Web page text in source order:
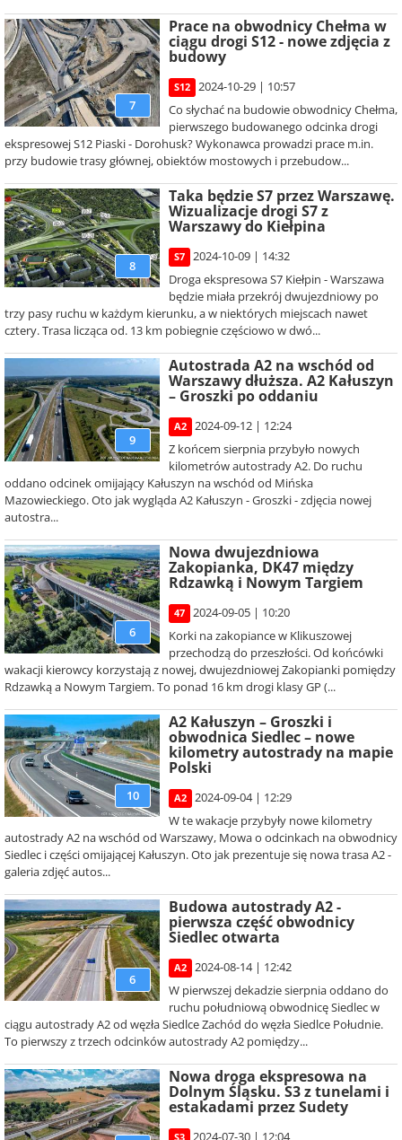
7
Prace na obwodnicy Chełma w
ciągu drogi S12 - nowe zdjęcia z
budowy
S12
2024-10-29 | 10:57
Co słychać na budowie obwodnicy Chełma,
pierwszego budowanego odcinka drogi
ekspresowej S12 Piaski - Dorohusk? Wykonawca prowadzi prace m.in.
przy budowie trasy głównej, obiektów mostowych i przebudow...
8
Taka będzie S7 przez Warszawę.
Wizualizacje drogi S7 z
Warszawy do Kiełpina
S7
2024-10-09 | 14:32
Droga ekspresowa S7 Kiełpin - Warszawa
będzie miała przekrój dwujezdniowy po
trzy pasy ruchu w każdym kierunku, a w niektórych miejscach nawet
cztery. Trasa licząca od. 13 km pobiegnie częściowo w dwó...
9
Autostrada A2 na wschód od
Warszawy dłuższa. A2 Kałuszyn
– Groszki po oddaniu
A2
2024-09-12 | 12:24
Z końcem sierpnia przybyło nowych
kilometrów autostrady A2. Do ruchu
oddano odcinek omijający Kałuszyn na wschód od Mińska
Mazowieckiego. Oto jak wygląda A2 Kałuszyn - Groszki - zdjęcia nowej
autostra...
6
Nowa dwujezdniowa
Zakopianka, DK47 między
Rdzawką i Nowym Targiem
47
2024-09-05 | 10:20
Korki na zakopiance w Klikuszowej
przechodzą do przeszłości. Od końcówki
wakacji kierowcy korzystają z nowej, dwujezdniowej Zakopianki pomiędzy
Rdzawką a Nowym Targiem. To ponad 16 km drogi klasy GP (...
10
A2 Kałuszyn – Groszki i
obwodnica Siedlec – nowe
kilometry autostrady na mapie
Polski
A2
2024-09-04 | 12:29
W te wakacje przybyły nowe kilometry
autostrady A2 na wschód od Warszawy, Mowa o odcinkach na obwodnicy
Siedlec i części omijającej Kałuszyn. Oto jak prezentuje się nowa trasa A2 -
galeria zdjęć autos...
6
Budowa autostrady A2 -
pierwsza część obwodnicy
Siedlec otwarta
A2
2024-08-14 | 12:42
W pierwszej dekadzie sierpnia oddano do
ruchu południową obwodnicę Siedlec w
ciągu autostrady A2 od węzła Siedlce Zachód do węzła Siedlce Południe.
To pierwszy z trzech odcinków autostrady A2 pomiędzy...
Nowa droga ekspresowa na
Dolnym Śląsku. S3 z tunelami i
estakadami przez Sudety
S3 2024-07-30 | 12:04